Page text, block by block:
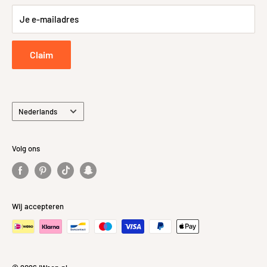
Retour- en Terugbetalingsbeleid
Retourneren
Privacybeleid
Je e-mailadres
Claim
Taal
Nederlands
Volg ons
Wij accepteren